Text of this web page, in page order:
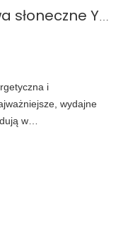
Wydajne mikroogniwa słoneczne YIM: przyszłość śledzenia ptaków
i
wydajne
w
w szybko